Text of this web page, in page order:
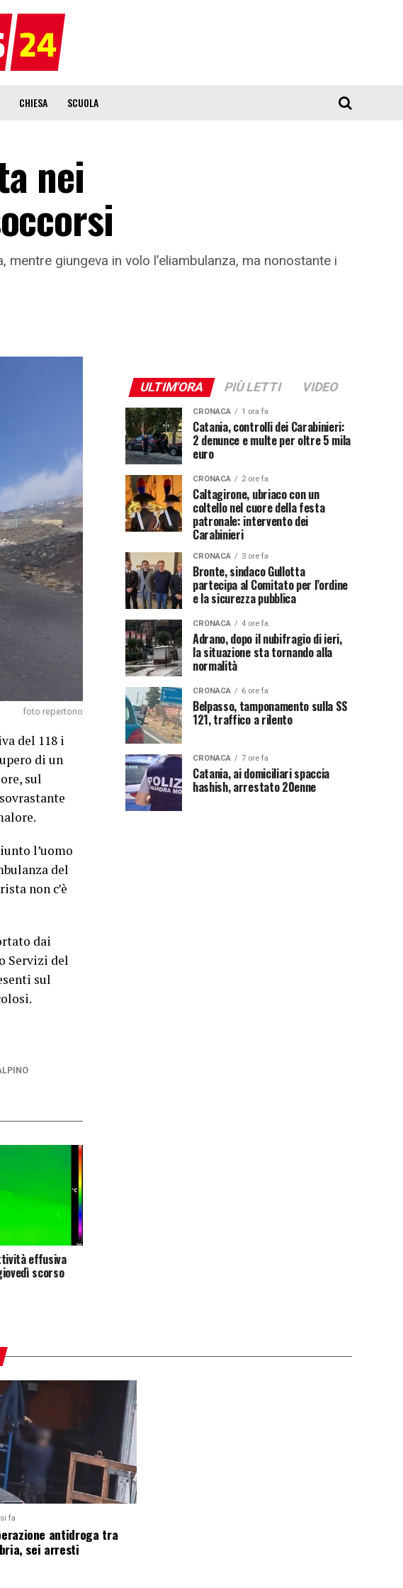
CHIESA SCUOLA
nei
giungeva in volo l’eliambulanza, ma nonostante i
foto repertorio
del 118 i
di un
sul
l’uomo
del
non c’è
dai
Servizi del
sul
effusiva
scorso
ULTIM'ORA PIÙ LETTI VIDEO
CRONACA 1 ora fa
Catania, controlli dei Carabinieri:
2 denunce e multe per oltre 5 mila
euro
CRONACA 2 ore fa
Caltagirone, ubriaco con un
coltello nel cuore della festa
patronale: intervento dei
Carabinieri
CRONACA 3 ore fa
Bronte, sindaco Gullotta
partecipa al Comitato per l’ordine
e la sicurezza pubblica
CRONACA 4 ore fa
Adrano, dopo il nubifragio di ieri,
la situazione sta tornando alla
normalità
CRONACA 6 ore fa
Belpasso, tamponamento sulla SS
121, traffico a rilento
CRONACA 7 ore fa
Catania, ai domiciliari spaccia
hashish, arrestato 20enne
fa
antidroga tra
sei arresti